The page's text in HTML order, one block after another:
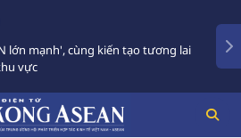
mạnh', cùng kiến tạo tương lai